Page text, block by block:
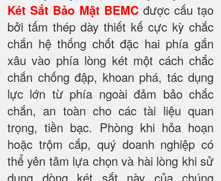
Két Sắt Bảo Mật BEMC được cấu tạo
bởi tấm thép dày thiết kế cực kỳ chắc
chắn hệ thống chốt đặc hai phía gắn
xâu vào phía lòng két một cách chắc
chắn chống đập, khoan phá, tác dụng
lực lớn từ phía ngoài đảm bảo chắc
chắn, an toàn cho các tài liệu quan
trọng, tiền bạc. Phòng khi hỏa hoạn
hoặc trộm cắp, quý doanh nghiệp có
thể yên tâm lựa chọn và hài lòng khi sử
dụng dòng két sắt này của chúng